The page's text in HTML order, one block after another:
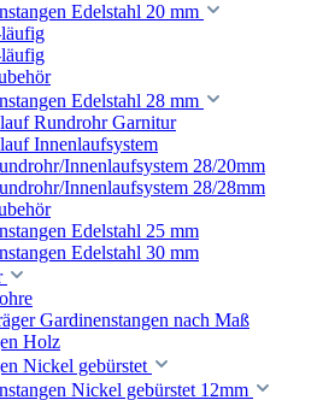
Edelstahl 20 mm
Edelstahl 28 mm
Rundrohr Garnitur
Innenlaufsystem
Innenlaufsystem 28/20mm
Innenlaufsystem 28/28mm
Edelstahl 25 mm
Edelstahl 30 mm
Gardinenstangen nach Maß
Holz
Nickel gebürstet
Nickel gebürstet 12mm